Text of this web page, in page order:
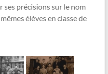
ses précisions sur le nom
élèves en classe de